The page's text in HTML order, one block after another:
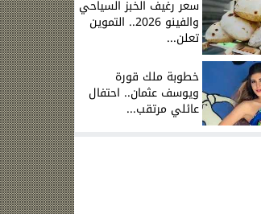
سعر رغيف الخبز السياحي
والفينو 2026.. التموين
تعلن...
خطوبة ملك قورة
ويوسف عثمان.. احتفال
عائلي مرتقب...